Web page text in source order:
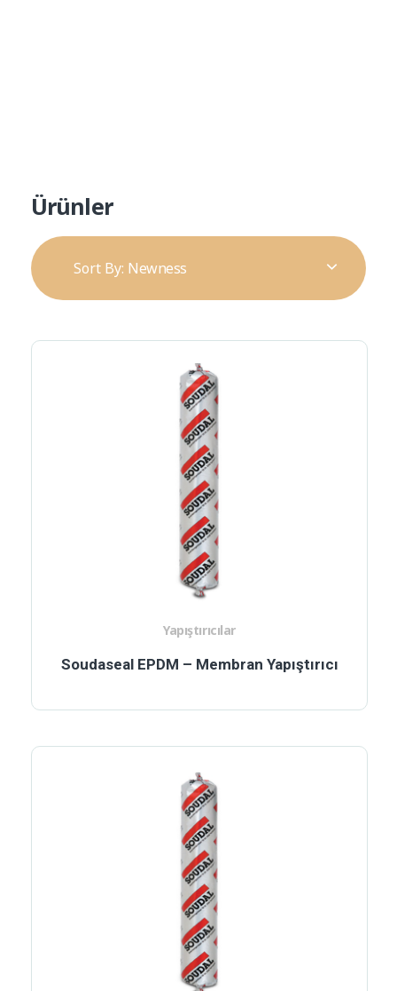
Ürünler
Sort By: Newness
Soudaseal EPDM – Membran Yapıştırıcı
Yapıştırıcılar